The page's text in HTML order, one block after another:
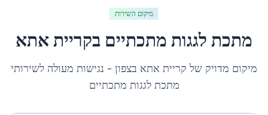
מיקום השירות
מתכת לגגות מתכתיים בקריית אתא
מיקום מדויק של קריית אתא בצפון - נגישות מעולה לשירותי
מתכת לגגות מתכתיים